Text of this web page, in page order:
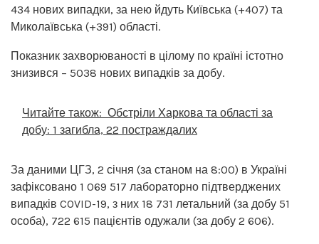
434 нових випадки, за нею йдуть Київська (+407) та
Миколаївська (+391) області.
Показник захворюваності в цілому по країні істотно
знизився – 5038 нових випадків за добу.
Читайте також: Обстріли Харкова та області за
добу: 1 загибла, 22 постраждалих
За даними ЦГЗ, 2 січня (за станом на 8:00) в Україні
зафіксовано 1 069 517 лабораторно підтверджених
випадків COVID-19, з них 18 731 летальний (за добу 51
особа), 722 615 пацієнтів одужали (за добу 2 606).